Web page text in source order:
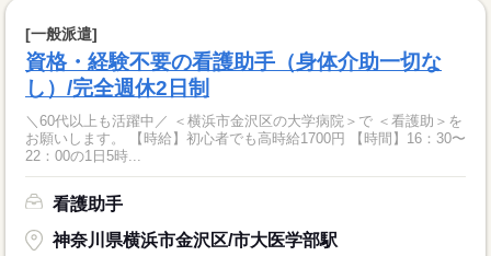
[一般派遣]
資格・経験不要の看護助手（身体介助一切な
し）/完全週休2日制
＼60代以上も活躍中／ ＜横浜市金沢区の大学病院＞で ＜看護助＞を
お願いします。 【時給】初心者でも高時給1700円 【時間】16：30〜
22：00の1日5時...
看護助手
神奈川県横浜市金沢区/市大医学部駅